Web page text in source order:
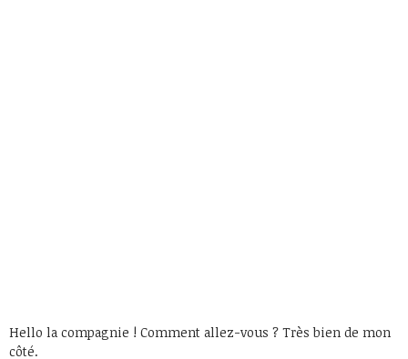
Hello la compagnie ! Comment allez-vous ? Très bien de mon
côté.